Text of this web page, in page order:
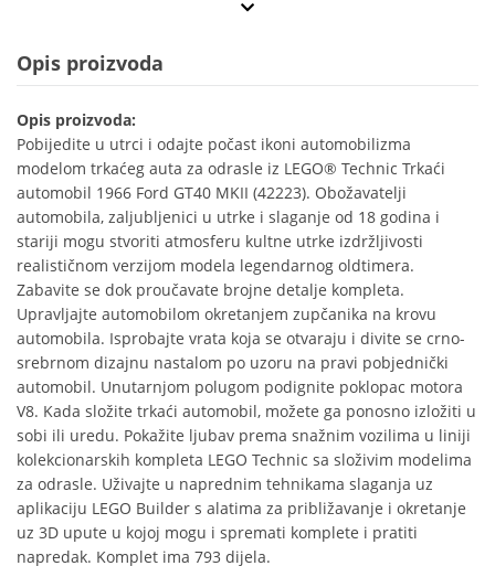
Opis proizvoda
Opis proizvoda:
Pobijedite u utrci i odajte počast ikoni automobilizma
modelom trkaćeg auta za odrasle iz LEGO® Technic Trkaći
automobil 1966 Ford GT40 MKII (42223). Obožavatelji
automobila, zaljubljenici u utrke i slaganje od 18 godina i
stariji mogu stvoriti atmosferu kultne utrke izdržljivosti
realističnom verzijom modela legendarnog oldtimera.
Zabavite se dok proučavate brojne detalje kompleta.
Upravljajte automobilom okretanjem zupčanika na krovu
automobila. Isprobajte vrata koja se otvaraju i divite se crno­-
srebrnom dizajnu nastalom po uzoru na pravi pobjednički
automobil. Unutarnjom polugom podignite poklopac motora
V8. Kada složite trkaći automobil, možete ga ponosno izložiti u
sobi ili uredu. Pokažite ljubav prema snažnim vozilima u liniji
kolekcionarskih kompleta LEGO Technic sa složivim modelima
za odrasle. Uživajte u naprednim tehnikama slaganja uz
aplikaciju LEGO Builder s alatima za približavanje i okretanje
uz 3D upute u kojoj mogu i spremati komplete i pratiti
napredak. Komplet ima 793 dijela.